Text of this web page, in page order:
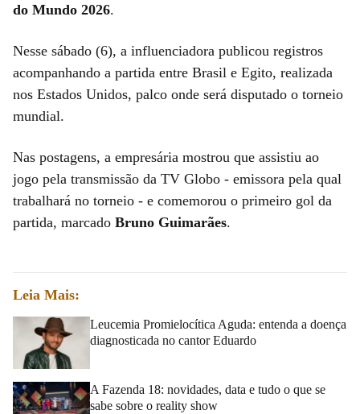
do Mundo 2026.
Nesse sábado (6), a influenciadora publicou registros
acompanhando a partida entre Brasil e Egito, realizada
nos Estados Unidos, palco onde será disputado o torneio
mundial.
Nas postagens, a empresária mostrou que assistiu ao
jogo pela transmissão da TV Globo - emissora pela qual
trabalhará no torneio - e comemorou o primeiro gol da
partida, marcado Bruno Guimarães.
Leia Mais:
Leucemia Promielocítica Aguda: entenda a doença
diagnosticada no cantor Eduardo
A Fazenda 18: novidades, data e tudo o que se
sabe sobre o reality show